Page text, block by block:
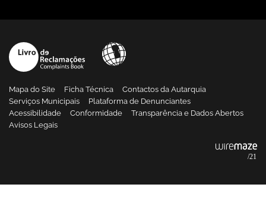
Mapa do Site Ficha Técnica
Contactos da Autarquia
Serviços Municipais
Plataforma de Denunciantes
Acessibilidade
Conformidade
Transparência e Dados Abertos
Avisos Legais